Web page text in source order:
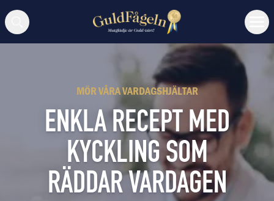
Sök
MÖR VÅRA VARDAGSHJÄLTAR
ENKLA RECEPT MED
KYCKLING SOM
RÄDDAR VARDAGEN